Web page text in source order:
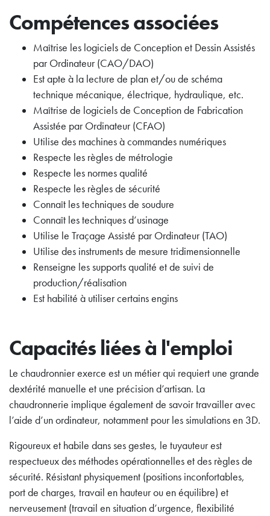
Compétences associées
Maîtrise les logiciels de Conception et Dessin Assistés
par Ordinateur (CAO/DAO)
Est apte à la lecture de plan et/ou de schéma
technique mécanique, électrique, hydraulique, etc.
Maîtrise de logiciels de Conception de Fabrication
Assistée par Ordinateur (CFAO)
Utilise des machines à commandes numériques
Respecte les règles de métrologie
Respecte les normes qualité
Respecte les règles de sécurité
Connaît les techniques de soudure
Connaît les techniques d’usinage
Utilise le Traçage Assisté par Ordinateur (TAO)
Utilise des instruments de mesure tridimensionnelle
Renseigne les supports qualité et de suivi de
production/réalisation
Est habilité à utiliser certains engins
Capacités liées à l'emploi
Le chaudronnier exerce est un métier qui requiert une grande
dextérité manuelle et une précision d’artisan. La
chaudronnerie implique également de savoir travailler avec
l’aide d’un ordinateur, notamment pour les simulations en 3D.
Rigoureux et habile dans ses gestes, le tuyauteur est
respectueux des méthodes opérationnelles et des règles de
sécurité. Résistant physiquement (positions inconfortables,
port de charges, travail en hauteur ou en équilibre) et
nerveusement (travail en situation d’urgence, flexibilité